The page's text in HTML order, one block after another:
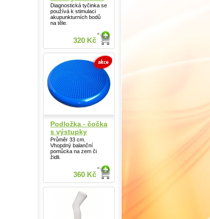
Diagnostická tyčinka se
používá k stimulaci
akupunkturních bodů
na těle.
320 Kč
Podložka - čočka
s výstupky
Průměr 33 cm.
Vhopdný balanční
pomůcka na zem či
židli.
360 Kč